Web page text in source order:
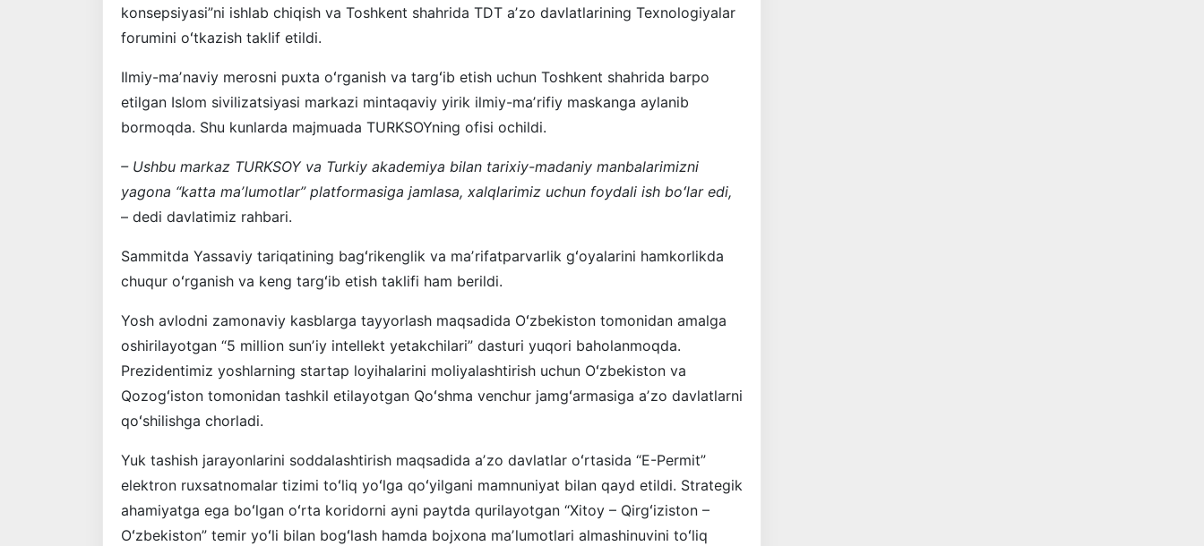
konsepsiyasi”ni ishlab chiqish va Toshkent shahrida TDT aʼzo davlatlarining Texnologiyalar
forumini oʻtkazish taklif etildi.
Ilmiy-maʼnaviy merosni puxta oʻrganish va targʻib etish uchun Toshkent shahrida barpo
etilgan Islom sivilizatsiyasi markazi mintaqaviy yirik ilmiy-maʼrifiy maskanga aylanib
bormoqda. Shu kunlarda majmuada TURKSOYning ofisi ochildi.
– Ushbu markaz TURKSOY va Turkiy akademiya bilan tarixiy-madaniy manbalarimizni
yagona “katta maʼlumotlar” platformasiga jamlasa, xalqlarimiz uchun foydali ish boʻlar edi,
– dedi davlatimiz rahbari.
Sammitda Yassaviy tariqatining bagʻrikenglik va maʼrifatparvarlik gʻoyalarini hamkorlikda
chuqur oʻrganish va keng targʻib etish taklifi ham berildi.
Yosh avlodni zamonaviy kasblarga tayyorlash maqsadida Oʻzbekiston tomonidan amalga
oshirilayotgan “5 million sunʼiy intellekt yetakchilari” dasturi yuqori baholanmoqda.
Prezidentimiz yoshlarning startap loyihalarini moliyalashtirish uchun Oʻzbekiston va
Qozogʻiston tomonidan tashkil etilayotgan Qoʻshma venchur jamgʻarmasiga aʼzo davlatlarni
qoʻshilishga chorladi.
Yuk tashish jarayonlarini soddalashtirish maqsadida aʼzo davlatlar oʻrtasida “E-Permit”
elektron ruxsatnomalar tizimi toʻliq yoʻlga qoʻyilgani mamnuniyat bilan qayd etildi. Strategik
ahamiyatga ega boʻlgan oʻrta koridorni ayni paytda qurilayotgan “Xitoy – Qirgʻiziston –
Oʻzbekiston” temir yoʻli bilan bogʻlash hamda bojxona maʼlumotlari almashinuvini toʻliq